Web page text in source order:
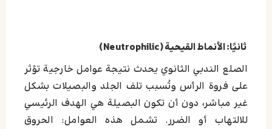
ثانيًا: الأنماط القيحية (Neutrophilic)
الصلع الندبي الثانوي يحدث نتيجة عوامل خارجية تؤثر
على فروة الرأس وتُسبب تلف الجلد والبصيلات بشكل
غير مباشر، دون أن تكون البصيلة هي الهدف الرئيسي
للالتهاب أو الضرر. تشمل هذه العوامل: الحروق